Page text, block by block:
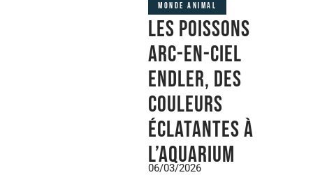
MONDE ANIMAL
Les poissons
arc-en-ciel
endler, des
couleurs
éclatantes à
l’aquarium
06/03/2026